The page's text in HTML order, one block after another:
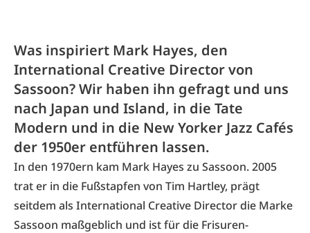
Was inspiriert Mark Hayes, den
International Creative Director von
Sassoon? Wir haben ihn gefragt und uns
nach Japan und Island, in die Tate
Modern und in die New Yorker Jazz Cafés
der 1950er entführen lassen.
In den 1970ern kam Mark Hayes zu Sassoon. 2005
trat er in die Fußstapfen von Tim Hartley, prägt
seitdem als International Creative Director die Marke
Sassoon maßgeblich und ist für die Frisuren-